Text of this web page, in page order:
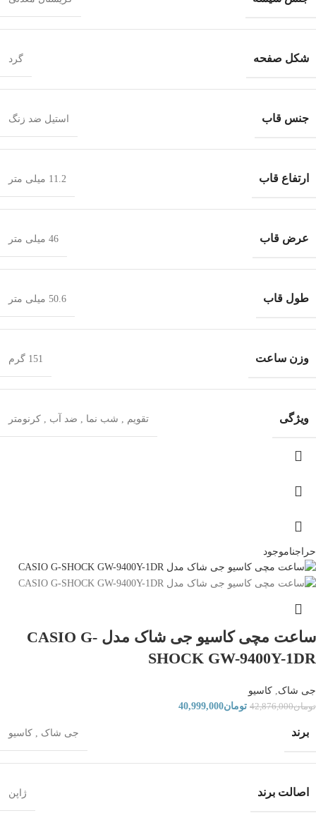
شکل صفحه گرد
جنس قاب استیل ضد زنگ
ارتفاع قاب 11.2 میلی متر
عرض قاب 46 میلی متر
طول قاب 50.6 میلی متر
وزن ساعت 151 گرم
ویژگی تقویم شب‌ نما ضد آب کرنومتر
حراجناموجود
ساعت مچی کاسیو جی شاک مدل CASIO G-
SHOCK GW-9400Y-1DR
جی شاک, کاسیو
تومان42,876,000 تومان40,999,000
برند جی شاک , کاسیو
اصالت برند ژاپن